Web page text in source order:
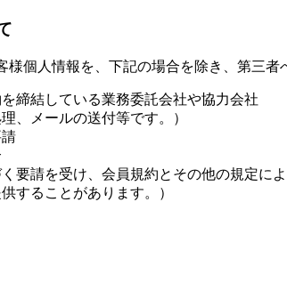
個人情報を、下記の場合を除き、第三者
締結している業務委託会社や協力会社
、メールの送付等です。）
く要請を受け、会員規約とその他の規定
することがあります。）